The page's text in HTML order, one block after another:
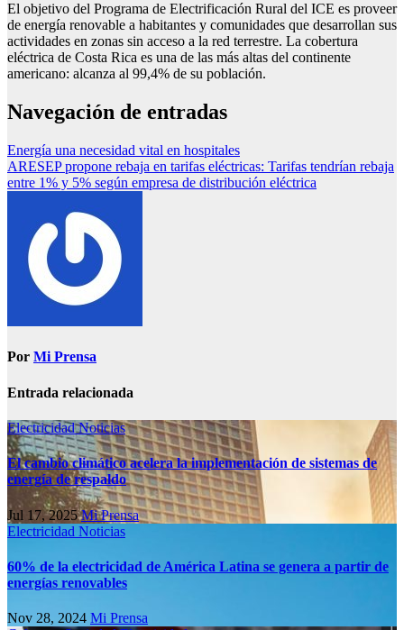
El objetivo del Programa de Electrificación Rural del ICE es proveer
de energía renovable a habitantes y comunidades que desarrollan sus
actividades en zonas sin acceso a la red terrestre. La cobertura
eléctrica de Costa Rica es una de las más altas del continente
americano: alcanza al 99,4% de su población.
Navegación de entradas
Energía una necesidad vital en hospitales
ARESEP propone rebaja en tarifas eléctricas: Tarifas tendrían rebaja
entre 1% y 5% según empresa de distribución eléctrica
Por Mi Prensa
Entrada relacionada
ElectricidadNoticias
El cambio climático acelera la implementación de sistemas de
energía de respaldo
Jul 17, 2025Mi Prensa
Electricidad Noticias
60% de la electricidad de América Latina se genera a partir de
energías renovables
Nov 28, 2024 Mi Prensa